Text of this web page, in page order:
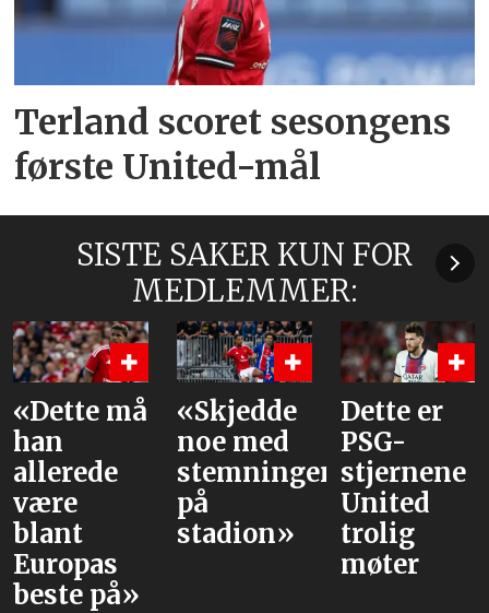
Terland scoret sesongens
første United-mål
SISTE SAKER KUN FOR
MEDLEMMER:
«Dette må
han
allerede
være
blant
Europas
beste på»
«Skjedde
noe med
stemningen
på
stadion»
Dette er
PSG-
stjernene
United
trolig
møter